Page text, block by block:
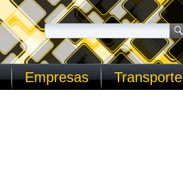
Empresas Transporte